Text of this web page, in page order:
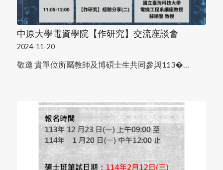
中原大學電資學院【作研究】交流座談會
2024-11-20
敬邀 貴單位所屬教師及博碩士生共同參與113�…